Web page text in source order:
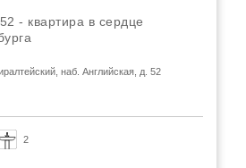
- квартира в сердце
наб. Английская, д. 52
2